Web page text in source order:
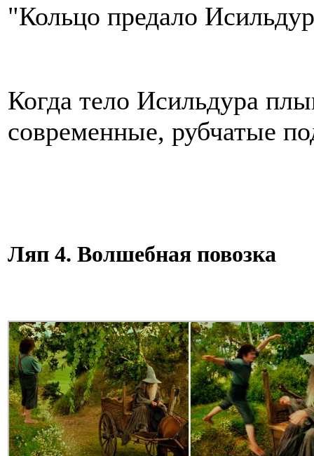
"Кольцо предало
Когда тело Исильдура
современные, рубчатые
Ляп 4. Волшебная повозка